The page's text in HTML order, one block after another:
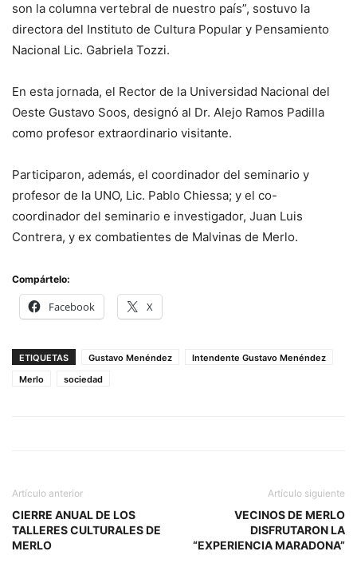
son la columna vertebral de nuestro país”, sostuvo la
directora del Instituto de Cultura Popular y Pensamiento
Nacional Lic. Gabriela Tozzi.
En esta jornada, el Rector de la Universidad Nacional del
Oeste Gustavo Soos, designó al Dr. Alejo Ramos Padilla
como profesor extraordinario visitante.
Participaron, además, el coordinador del seminario y
profesor de la UNO, Lic. Pablo Chiessa; y el co-
coordinador del seminario e investigador, Juan Luis
Contrera, y ex combatientes de Malvinas de Merlo.
Compártelo:
Facebook X
ETIQUETAS Gustavo Menéndez
Intendente Gustavo Menéndez
Merlo
sociedad
Artículo anterior
CIERRE ANUAL DE LOS
TALLERES CULTURALES DE
MERLO
Artículo siguiente
VECINOS DE MERLO
DISFRUTARON LA
“EXPERIENCIA MARADONA”